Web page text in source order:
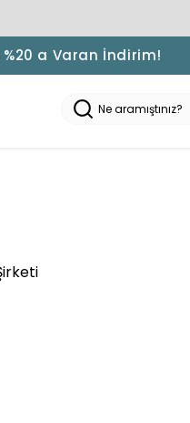
%20 a Varan İndirim!